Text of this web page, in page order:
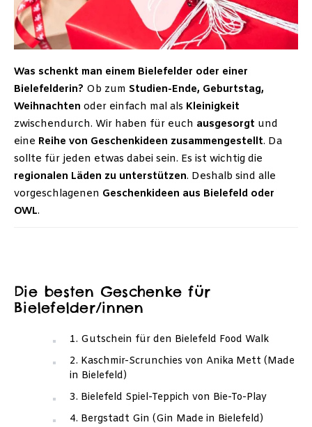
Was schenkt man einem Bielefelder oder einer
Bielefelderin? Ob zum Studien-Ende, Geburtstag,
Weihnachten oder einfach mal als Kleinigkeit
zwischendurch. Wir haben für euch ausgesorgt und
eine Reihe von Geschenkideen zusammengestellt. Da
sollte für jeden etwas dabei sein. Es ist wichtig die
regionalen Läden zu unterstützen. Deshalb sind alle
vorgeschlagenen Geschenkideen aus Bielefeld oder
OWL.
Die besten Geschenke für
Bielefelder/innen
1. Gutschein für den Bielefeld Food Walk
2. Kaschmir-Scrunchies von Anika Mett (Made
in Bielefeld)
3. Bielefeld Spiel-Teppich von Bie-To-Play
4. Bergstadt Gin (Gin Made in Bielefeld)